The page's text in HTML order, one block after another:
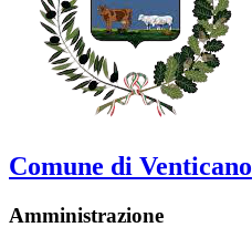
Comune di Venticano
Amministrazione